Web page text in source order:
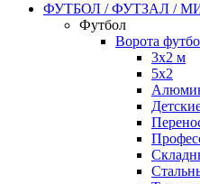
ФУТБОЛ / ФУТЗАЛ /
Футбол
Ворота
3х2 м
5х2